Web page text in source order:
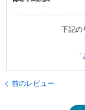
下記の
前のレビュー